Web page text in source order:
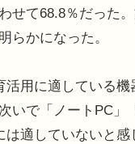
せて68.8％だった
らかになった。
用に適している機
いで「ノートPC」
は適していないと